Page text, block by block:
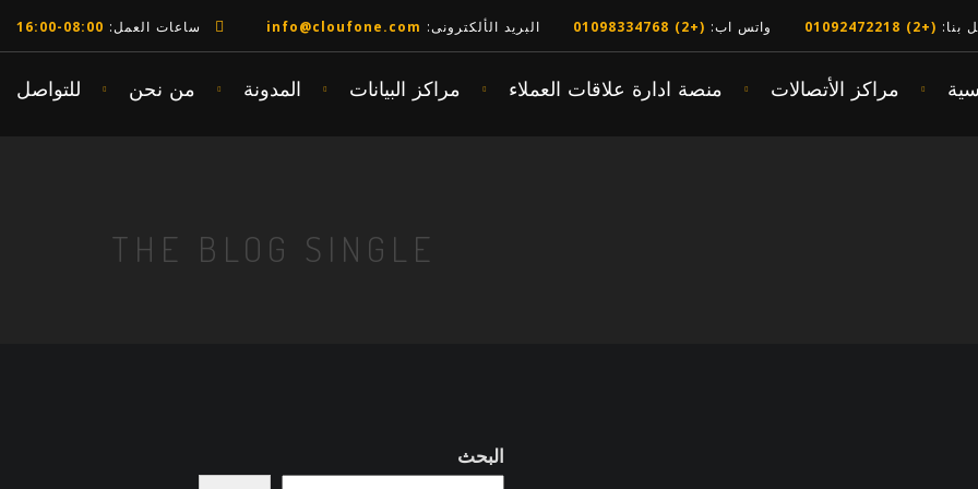
بنا: (+2) 01092472218 واتس اب: (+2) 01098334768 البريد الألكترونى: info@cloufone.com ساعات العمل: 08:00-16:00
مراكز الأتصالات منصة ادارة علاقات العملاء مراكز البيانات المدونة من نحن للتواصل
THE BLOG SINGLE
البحث